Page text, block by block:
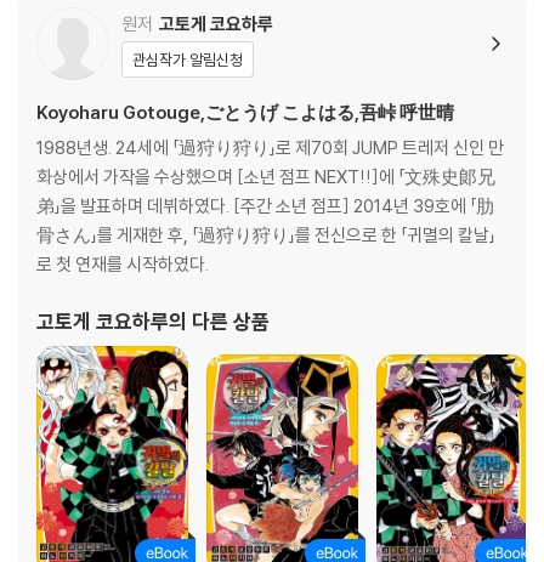
원저 고토게 코요하루
관심작가 알림신청
Koyoharu Gotouge,ごとうげ こよはる,吾峠 呼世晴
1988년생. 24세에 「過狩り狩り」로 제70회 JUMP 트레저 신인 만
화상에서 가작을 수상했으며 [소년 점프 NEXT!!]에 「文殊史郞兄
弟」을 발표하며 데뷔하였다. [주간 소년 점프] 2014년 39호에 「肋
骨さん」를 게재한 후, 「過狩り狩り」를 전신으로 한 「귀멸의 칼날」
로 첫 연재를 시작하였다.
고토게 코요하루의 다른 상품